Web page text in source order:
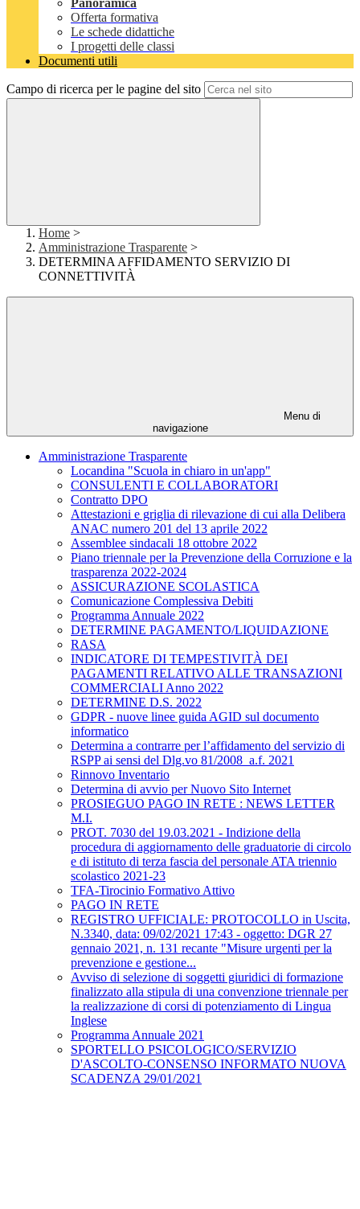
Panoramica
Offerta formativa
Le schede didattiche
I progetti delle classi
Documenti utili
Campo di ricerca per le pagine del sito
Home >
Amministrazione Trasparente >
DETERMINA AFFIDAMENTO SERVIZIO DI
CONNETTIVITÀ
Menu di
navigazione
Amministrazione Trasparente
Locandina "Scuola in chiaro in un'app"
CONSULENTI E COLLABORATORI
Contratto DPO
Attestazioni e griglia di rilevazione di cui alla Delibera
ANAC numero 201 del 13 aprile 2022
Assemblee sindacali 18 ottobre 2022
Piano triennale per la Prevenzione della Corruzione e la
trasparenza 2022-2024
ASSICURAZIONE SCOLASTICA
Comunicazione Complessiva Debiti
Programma Annuale 2022
DETERMINE PAGAMENTO/LIQUIDAZIONE
RASA
INDICATORE DI TEMPESTIVITÀ DEI
PAGAMENTI RELATIVO ALLE TRANSAZIONI
COMMERCIALI Anno 2022
DETERMINE D.S. 2022
GDPR - nuove linee guida AGID sul documento
informatico
Determina a contrarre per l’affidamento del servizio di
RSPP ai sensi del Dlg.vo 81/2008_a.f. 2021
Rinnovo Inventario
Determina di avvio per Nuovo Sito Internet
PROSIEGUO PAGO IN RETE : NEWS LETTER
M.I.
PROT. 7030 del 19.03.2021 - Indizione della
procedura di aggiornamento delle graduatorie di circolo
e di istituto di terza fascia del personale ATA triennio
scolastico 2021-23
TFA-Tirocinio Formativo Attivo
PAGO IN RETE
REGISTRO UFFICIALE: PROTOCOLLO in Uscita,
N.3340, data: 09/02/2021 17:43 - oggetto: DGR 27
gennaio 2021, n. 131 recante "Misure urgenti per la
prevenzione e gestione...
Avviso di selezione di soggetti giuridici di formazione
finalizzato alla stipula di una convenzione triennale per
la realizzazione di corsi di potenziamento di Lingua
Inglese
Programma Annuale 2021
SPORTELLO PSICOLOGICO/SERVIZIO
D'ASCOLTO-CONSENSO INFORMATO NUOVA
SCADENZA 29/01/2021